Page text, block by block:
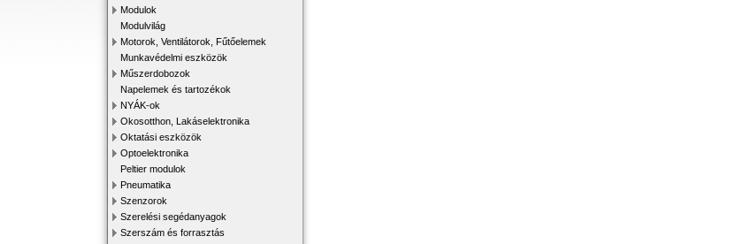
Modulok
Modulvilág
Motorok, Ventilátorok, Fűtőelemek
Munkavédelmi eszközök
Műszerdobozok
Napelemek és tartozékok
NYÁK-ok
Okosotthon, Lakáselektronika
Oktatási eszközök
Optoelektronika
Peltier modulok
Pneumatika
Szenzorok
Szerelési segédanyagok
Szerszám és forrasztás